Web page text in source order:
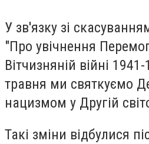
У зв'язку зі
"Про увічнення
Вітчизняній війні
травня ми святкуємо
нацизмом у Другій
Такі зміни відбулися